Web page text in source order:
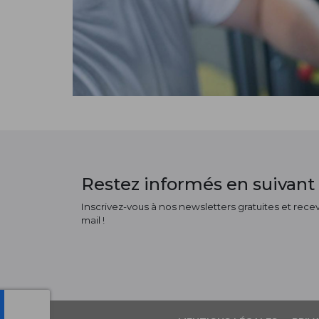
Restez informés en
Inscrivez-vous à nos newsletters gratuites et
mail !